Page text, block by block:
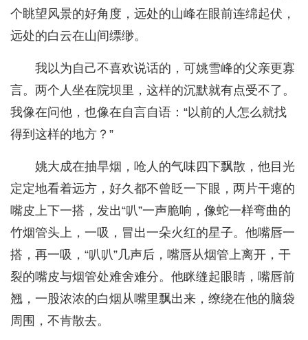
个眺望风景的好角度，远处的山峰在眼前连绵起伏，
远处的白云在山间缥缈。
我以为自己不喜欢说话的，可姚雪峰的父亲更寡
言。两个人坐在院坝里，这样的沉默就有点受不了。
我像在问他，也像在自言自语：“以前的人怎么就找
得到这样的地方？”
姚大成在抽旱烟，呛人的气味四下飘散，他目光
定定地看着远方，好久都不曾眨一下眼，两片干瘪的
嘴皮上下一搭，发出“叭”一声脆响，像蛇一样弯曲的
竹烟管头上，一吸，冒出一朵火红的星子。他嘴唇一
搭，再一吸，“叭叭”几声后，嘴唇从烟管上离开，干
裂的嘴皮与烟管处难舍难分。他眯缝起眼睛，嘴唇前
翘，一股浓浓的白烟从嘴里飘出来，缭绕在他的脑袋
周围，不肯散去。